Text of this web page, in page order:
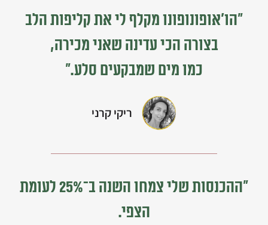
“הו'אופונופונו מקלף לי את קליפות הלב
בצורה הכי עדינה שאני מכירה,
כמו מים שמבקעים סלע.”
ריקי קרני
“ההכנסות שלי צמחו השנה ב־25% לעומת
הצפי.